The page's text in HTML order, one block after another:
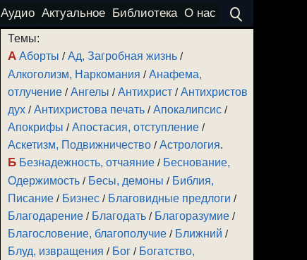
Аудио Актуальное Библиотека О нас
Темы:
А Аборты /Ад, Загробная жизнь /
Алкоголизм, Наркомания /Анафема,
отлучение /Ангелы /Антихрист /Антихристов
дух /Антихристова печать /Апокалипсис /
Апокрифы /Апостасия, отступление /
Аскетизм, Подвижничество /Астрология.
Б Безнадежность, отчаяние / Беснование,
Одержимость / Бесы, демоны / Библия,
Писание / Бизнес / Благовидные предлоги /
Благодарение / Благодать / Благоразумие /
Благословение, благополучие / Ближний /
Блуд, извращения / Бог / Богатство,